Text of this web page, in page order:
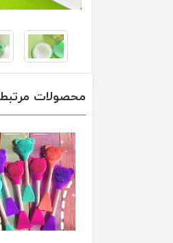
محصولات مرتبط